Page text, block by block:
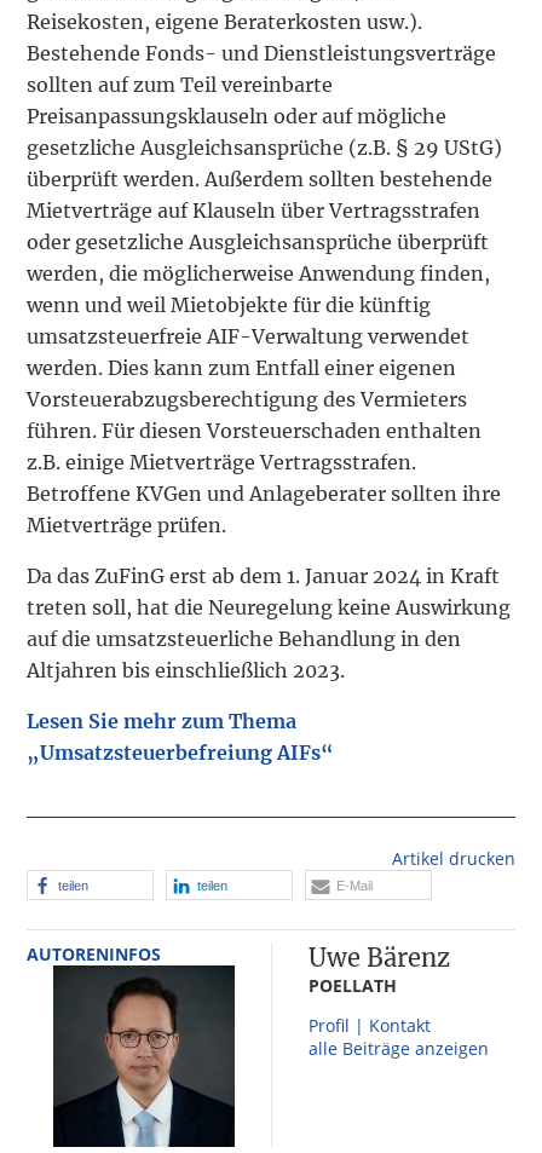
Reisekosten, eigene Beraterkosten usw.).
Bestehende Fonds- und Dienstleistungsverträge
sollten auf zum Teil vereinbarte
Preisanpassungsklauseln oder auf mögliche
gesetzliche Ausgleichsansprüche (z.B. § 29 UStG)
überprüft werden. Außerdem sollten bestehende
Mietverträge auf Klauseln über Vertragsstrafen
oder gesetzliche Ausgleichsansprüche überprüft
werden, die möglicherweise Anwendung finden,
wenn und weil Mietobjekte für die künftig
umsatzsteuerfreie AIF-Verwaltung verwendet
werden. Dies kann zum Entfall einer eigenen
Vorsteuerabzugsberechtigung des Vermieters
führen. Für diesen Vorsteuerschaden enthalten
z.B. einige Mietverträge Vertragsstrafen.
Betroffene KVGen und Anlageberater sollten ihre
Mietverträge prüfen.
Da das ZuFinG erst ab dem 1. Januar 2024 in Kraft
treten soll, hat die Neuregelung keine Auswirkung
auf die umsatzsteuerliche Behandlung in den
Altjahren bis einschließlich 2023.
Lesen Sie mehr zum Thema
„Umsatzsteuerbefreiung AIFs“
Artikel drucken
teilen teilen E-Mail
AUTORENINFOS Uwe Bärenz
POELLATH
Profil | Kontakt
alle Beiträge anzeigen